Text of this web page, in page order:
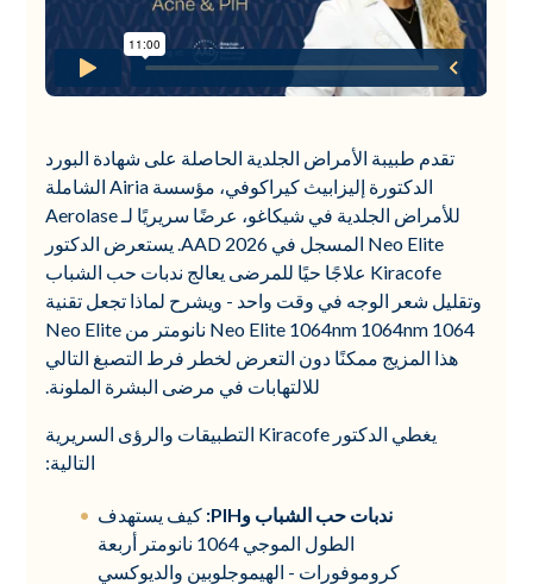
تقدم طبيبة الأمراض الجلدية الحاصلة على شهادة البورد
الدكتورة إليزابيث كيراكوفي، مؤسسة Airia الشاملة
للأمراض الجلدية في شيكاغو، عرضًا سريريًا لـ Aerolase
Neo Elite المسجل في AAD 2026. يستعرض الدكتور
Kiracofe علاجًا حيًا للمرضى يعالج ندبات حب الشباب
وتقليل شعر الوجه في وقت واحد - ويشرح لماذا تجعل تقنية
Neo Elite 1064nm 1064nm 1064 نانومتر من Neo Elite
هذا المزيج ممكنًا دون التعرض لخطر فرط التصبغ التالي
للالتهابات في مرضى البشرة الملونة.
يغطي الدكتور Kiracofe التطبيقات والرؤى السريرية
التالية:
ندبات حب الشباب وPIH:
كيف يستهدف
الطول الموجي 1064 نانومتر أربعة
كروموفورات - الهيموجلوبين والديوكسي